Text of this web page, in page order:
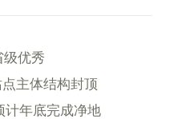
优秀
主体结构封顶
计年底完成净地